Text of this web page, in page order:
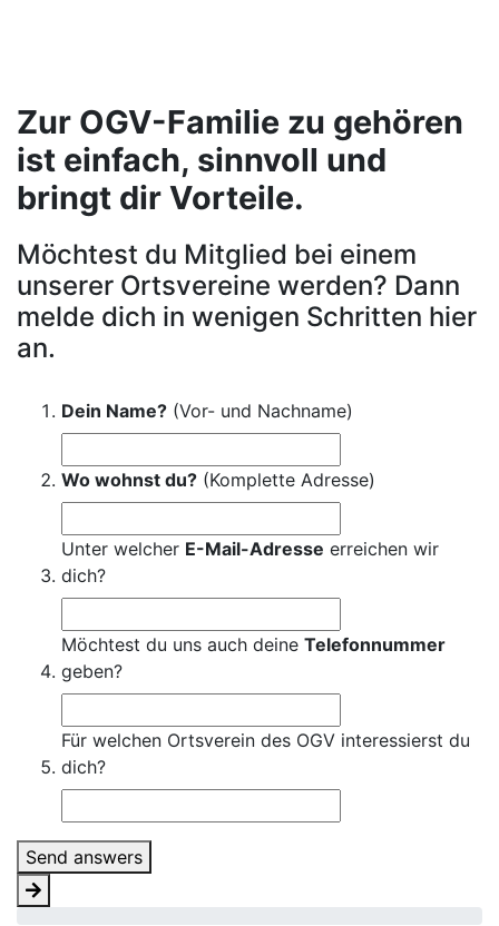
Zur OGV-Familie zu gehören
ist einfach, sinnvoll und
bringt dir Vorteile.
Möchtest du Mitglied bei einem
unserer Ortsvereine werden? Dann
melde dich in wenigen Schritten hier
an.
Dein Name? (Vor- und Nachname)
Wo wohnst du? (Komplette Adresse)
Unter welcher E-Mail-Adresse erreichen wir
dich?
Möchtest du uns auch deine Telefonnummer
geben?
Für welchen Ortsverein des OGV interessierst du
dich?
Send answers